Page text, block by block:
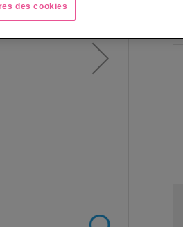
des cookies